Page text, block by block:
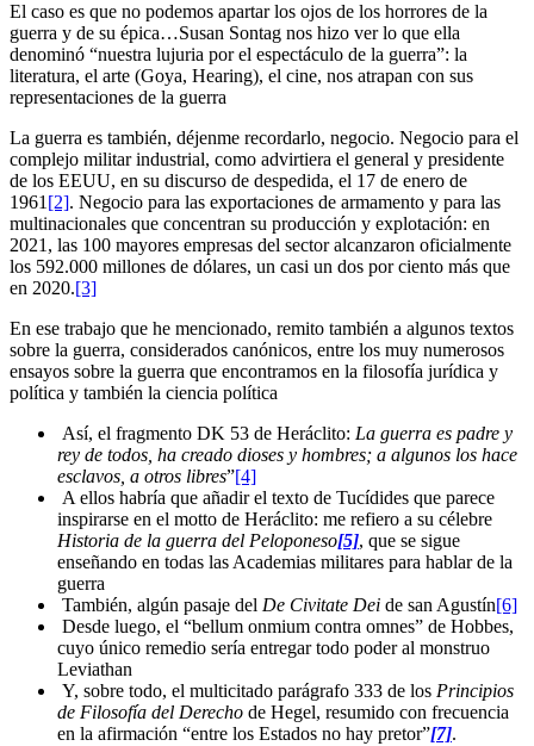
El caso es que no podemos apartar los ojos de los horrores de la
guerra y de su épica…Susan Sontag nos hizo ver lo que ella
denominó “nuestra lujuria por el espectáculo de la guerra”: la
literatura, el arte (Goya, Hearing), el cine, nos atrapan con sus
representaciones de la guerra
La guerra es también, déjenme recordarlo, negocio. Negocio para el
complejo militar industrial, como advirtiera el general y presidente
de los EEUU, en su discurso de despedida, el 17 de enero de
1961[2]. Negocio para las exportaciones de armamento y para las
multinacionales que concentran su producción y explotación: en
2021, las 100 mayores empresas del sector alcanzaron oficialmente
los 592.000 millones de dólares, un casi un dos por ciento más que
en 2020.[3]
En ese trabajo que he mencionado, remito también a algunos textos
sobre la guerra, considerados canónicos, entre los muy numerosos
ensayos sobre la guerra que encontramos en la filosofía jurídica y
política y también la ciencia política
Así, el fragmento DK 53 de Heráclito: La guerra es padre y
rey de todos, ha creado dioses y hombres; a algunos los hace
esclavos, a otros libres”[4]
A ellos habría que añadir el texto de Tucídides que parece
inspirarse en el motto de Heráclito: me refiero a su célebre
Historia de la guerra del Peloponeso[5], que se sigue
enseñando en todas las Academias militares para hablar de la
guerra
También, algún pasaje del De Civitate Dei de san Agustín[6]
Desde luego, el “bellum onmium contra omnes” de Hobbes,
cuyo único remedio sería entregar todo poder al monstruo
Leviathan
Y, sobre todo, el multicitado parágrafo 333 de los Principios
de Filosofía del Derecho de Hegel, resumido con frecuencia
en la afirmación “entre los Estados no hay pretor”[7].